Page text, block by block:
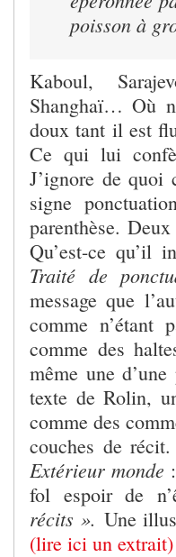
poisson à
Kaboul,
Shanghaï… Où
doux tant il est
Ce qui lui
J’ignore de
signe
parenthèse.
Qu’est-ce qu’il
Traité de
message que
comme n’étant
comme des
même une
texte de Rolin,
comme des
couches de récit.
Extérieur monde
fol espoir de
récits ». Une
(lire ici un extrait)